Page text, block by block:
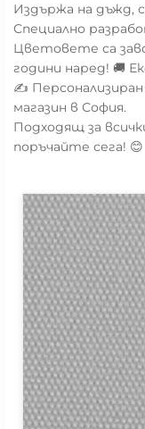
Издържа на дъжд,
Специално
Цветовете са
години наред! 🚚
✍️ Персонализиран
магазин в София.
Подходящ за
поръчайте сега! 😊